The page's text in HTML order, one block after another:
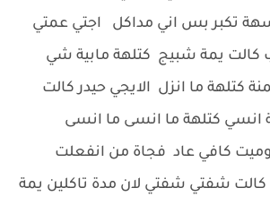
تكبر بس اني مداكل اجتي عمتي
كالت يمة شبيج كتلهة مابية شي
كتلهة ما انزل الايجي حيدر كالت
انسي كتلهة ما انسى ما انسى
كافي عاد فجاة من انفعلت
شفتي شفتي لان مدة تاكلين يمة